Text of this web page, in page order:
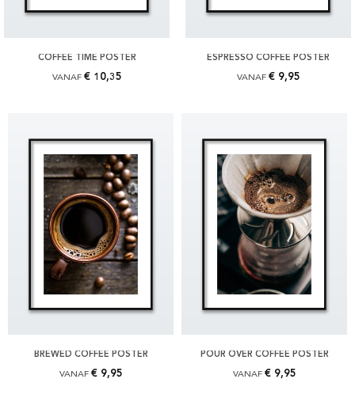
COFFEE TIME POSTER
VANAF € 10,35
ESPRESSO COFFEE POSTER
VANAF € 9,95
BREWED COFFEE POSTER
VANAF € 9,95
POUR OVER COFFEE POSTER
VANAF € 9,95